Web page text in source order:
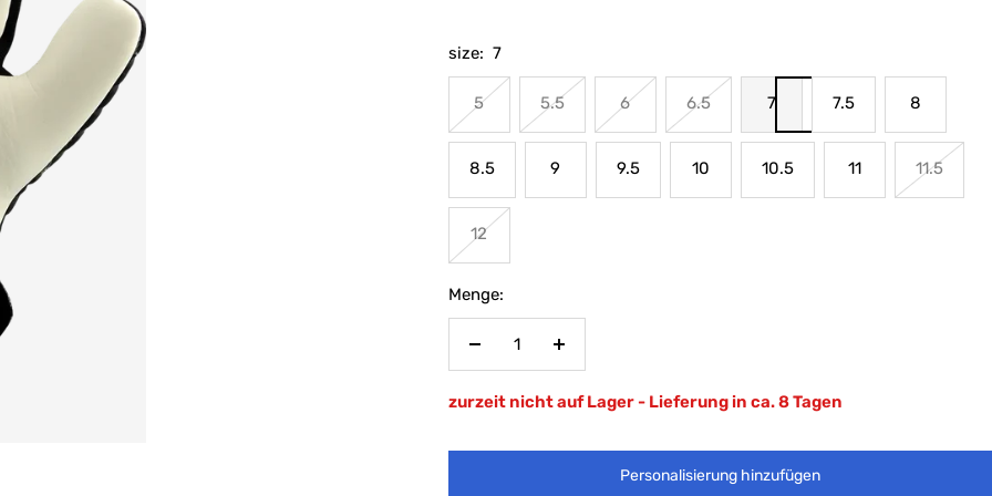
size: 7
5 5.5 6 6.5 7 7.5 8
8.5 9 9.5 10 10.5 11 11.5
12
Menge:
Menge
Menge
zurzeit nicht auf Lager - Lieferung in ca. 8 Tagen
Personalisierung hinzufügen